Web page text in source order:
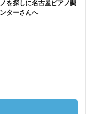
を探しに名古屋ピアノ調
ターさんへ